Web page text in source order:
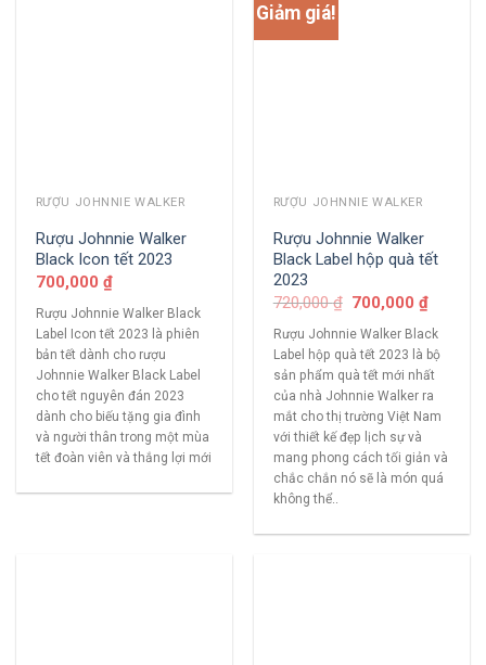
RƯỢU JOHNNIE WALKER
Rượu Johnnie Walker
Black Icon tết 2023
700,000 ₫
Rượu Johnnie Walker Black
Label Icon tết 2023 là phiên
bản tết dành cho rượu
Johnnie Walker Black Label
cho tết nguyên đán 2023
dành cho biếu tặng gia đình
và người thân trong một mùa
tết đoàn viên và thắng lợi mới
Giảm giá!
RƯỢU JOHNNIE WALKER
Rượu Johnnie Walker
Black Label hộp quà tết
2023
720,000₫ 700,000₫
Rượu Johnnie Walker Black
Label hộp quà tết 2023 là bộ
sản phẩm quà tết mới nhất
của nhà Johnnie Walker ra
mắt cho thị trường Việt Nam
với thiết kế đẹp lịch sự và
mang phong cách tối giản và
chắc chắn nó sẽ là món quá
không thể..